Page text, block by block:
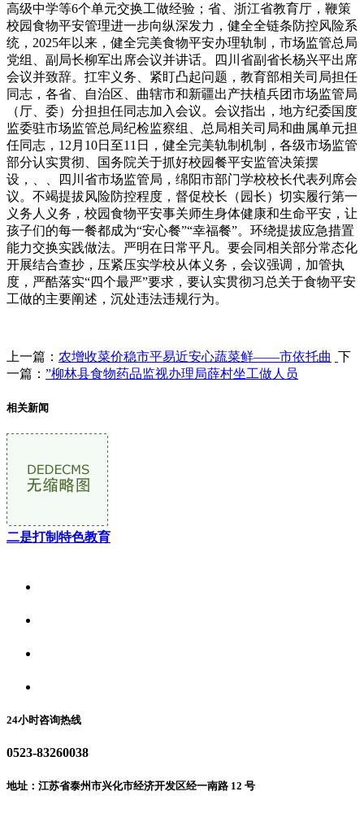
高级中学等6个单元交换工做经验；省、浙江省教育厅，鞭策
校园食物平安管理进一步向纵深发力，健全全链条防控风险系
统，2025年以来，健全完美食物平安办理轨制，市场监管总局
党组、副局长柳军出席会议并讲话。四川省副省长杨兴平出席
会议并致辞。扛牢义务、紧盯凸起问题，教育部相关司局担任
同志，各省、自治区、曲辖市和新疆出产扶植兵团市场监管局
（厅、委）分担担任同志加入会议。会议指出，地方纪委国度
监委驻市场监管总局纪检监察组、总局相关司局和曲属单元担
任同志，12月10日至11日，健全完美轨制机制，各级市场监管
部分认实贯彻、国务院关于抓好校园餐平安监管决策摆
设，、、四川省市场监管局，绵阳市部门学校校长代表列席会
议。不竭提拔风险防控程度，督促校长（园长）切实履行第一
义务人义务，校园食物平安事关师生身体健康和生命平安，让
孩子们的每一餐都成为“安心餐”“幸福餐”。环绕提拔应急措置
能力交换实践做法。严明在日常平凡。要会同相关部分常态化
开展结合查抄，压紧压实学校从体义务，会议强调，加管执
度，严酷落实“四个最严”要求，要认实贯彻习总关于食物平安
工做的主要阐述，沉处违法违规行为。
上一篇： 农增收菜价稳市平易近安心蔬菜鲜——市依托曲 下
一篇： ”柳林县食物药品监视办理局薛村坐工做人员
相关新闻
二是打制特色教育
24小时咨询热线
0523-83260038
地址：江苏省泰州市兴化市经济开发区经一南路 12 号